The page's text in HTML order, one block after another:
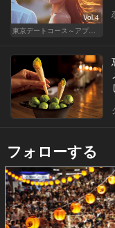
Vol.4
フォローする